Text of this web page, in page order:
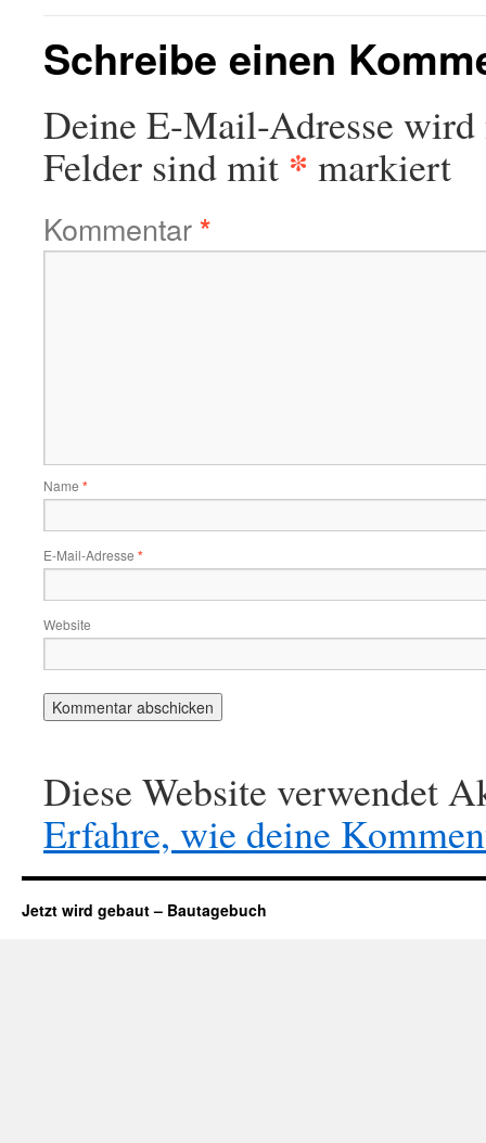
Schreibe einen
Deine E-Mail-Adresse
Felder sind mit * markiert
Kommentar*
Name *
E-Mail-Adresse *
Website
Diese Website verwendet
Erfahre, wie deine
Jetzt wird gebaut – Bautagebuch